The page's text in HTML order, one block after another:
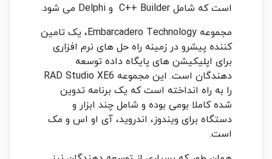
است که شامل C++ Builder و Delphi می شود.
مجموعه Embarcadero Technology، یک تامین
کننده پیشرو در زمینه راه حل های نرم افزاری
برای اپلیکیشن های پایگاه داده توسعه
دهندگان است. این مجموعه RAD Studio XE6
را به راه انداخته است که یک برنامه تدوین
شده کاملا بومی بوده و شامل چند ابزار و
دستگاه برای ویندوز، اندروید، آی او اس و مک
است.